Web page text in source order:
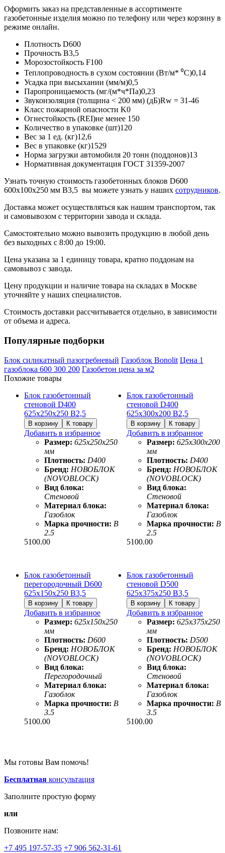
Оформить заказ на представленные в ассортименте
газобетонные изделия можно по телефону или через корзину в
режиме онлайн.
Плотность D600
Прочность B3,5
Морозостойкость F100
Теплопроводность в сухом состоянии (Вт/м* ⁰С)0,14
Усадка при высыхании (мм/м)0,5
Паропроницаемость (мг/(м*ч*Па)0,23
Звукоизоляция (толщина < 200 мм) (дБ)Rw = 31-46
Класс пожарной опасности K0
Огнестойкость (REI)не менее 150
Количество в упаковке (шт)120
Вес за 1 ед. (кг)12,6
Вес в упаковке (кг)1529
Норма загрузки автомобиля 20 тонн (поддонов)13
Нормативная документация ГОСТ 31359-2007
Узнать точную стоимость газобетонных блоков D600
600х100х250 мм B3,5 вы можете узнать у наших сотрудников.
Доставка может осуществляться как нашим транспортом, так
и самовывозом с территории завода и склада.
Самостоятельно можно вывозить продукцию в любой день
без выходных с 8:00 до 19:00.
Цена указана за 1 единицу товара, кратно поддонам на
самовывоз с завода.
Цену продукции и наличие товара на складах в Москве
уточняйте у наших специалистов.
Стоимость доставки рассчитывается отдельно, в зависимости
от объема и адреса.
Популярные подборки
Блок силикатный пазогребневый Газоблок Bonolit Цена 1
газоблока 600 300 200 Газобетон цена за м2
Похожие товары
Блок газобетонный
стеновой D400
625х250х250 B2,5
Добавить в избранное
Размер: 625х250х250
мм
Плотность: D400
Бренд: НОВОБЛОК
(NOVOBLOCK)
Вид блока:
Стеновой
Материал блока:
Газоблок
Марка прочности: B
2.5
5100.00
Блок газобетонный
стеновой D400
625х300х200 B2,5
Добавить в избранное
Размер: 625х300х200
мм
Плотность: D400
Бренд: НОВОБЛОК
(NOVOBLOCK)
Вид блока:
Стеновой
Материал блока:
Газоблок
Марка прочности: B
2.5
5100.00
Блок газобетонный
перегородочный D600
625х150х250 B3,5
Добавить в избранное
Размер: 625х150х250
мм
Плотность: D600
Бренд: НОВОБЛОК
(NOVOBLOCK)
Вид блока:
Перегородочный
Материал блока:
Газоблок
Марка прочности: B
3.5
5100.00
Блок газобетонный
стеновой D500
625х375х250 B3,5
Добавить в избранное
Размер: 625х375х250
мм
Плотность: D500
Бренд: НОВОБЛОК
(NOVOBLOCK)
Вид блока:
Стеновой
Материал блока:
Газоблок
Марка прочности: B
3.5
5100.00
Мы готовы Вам помочь!
Бесплатная консультация
Заполните простую форму
или
Позвоните нам:
+7 495 197-57-35 +7 906 562-31-61